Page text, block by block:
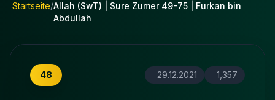
Startseite/Allah (SwT) | Sure Zumer 49-75 | Furkan bin
Abdullah
48 29.12.2021 1,357